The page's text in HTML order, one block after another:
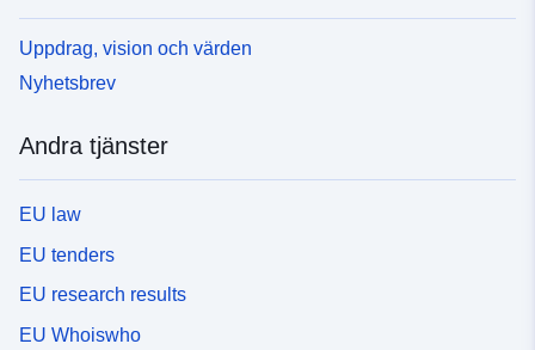
Uppdrag, vision och värden
Nyhetsbrev
Andra tjänster
EU law
EU tenders
EU research results
EU Whoiswho